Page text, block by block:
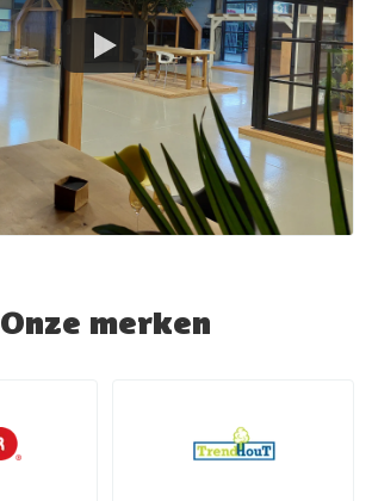
Onze merken